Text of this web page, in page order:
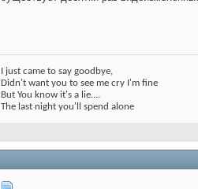
I just came to say goodbye,
Didn't want you to see me cry I'm fine
But You know it's a lie....
The last night you'll spend alone